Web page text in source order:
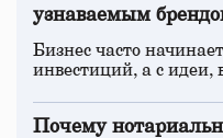
узнаваемым
Бизнес часто
инвестиций, а с идеи,
Почему